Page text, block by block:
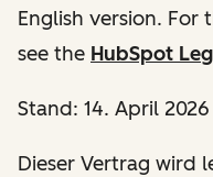
English version. For
see the HubSpot
Stand: 14. April 2026
Dieser Vertrag wird